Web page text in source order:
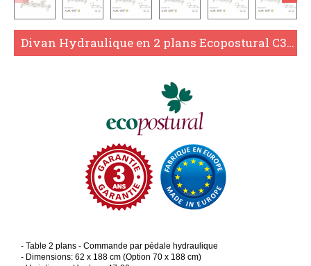
Divan Hydraulique en 2 plans Ecopostural C3723
- Table 2 plans - Commande par pédale hydraulique
- Dimensions: 62 x 188 cm (Option 70 x 188 cm)